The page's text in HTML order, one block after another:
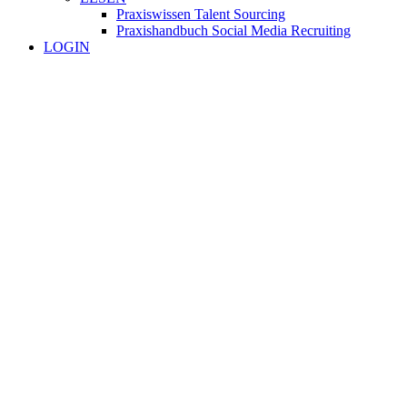
Praxiswissen Talent Sourcing
Praxishandbuch Social Media Recruiting
LOGIN